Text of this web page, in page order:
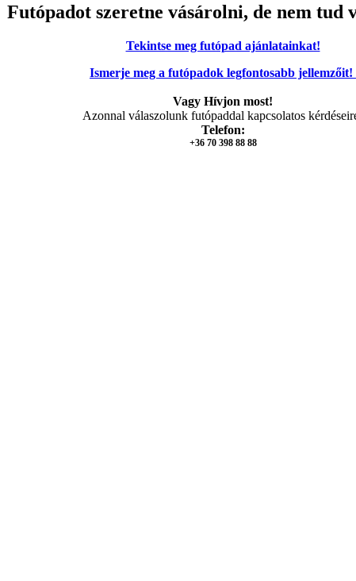
Futópadot szeretne vásárolni, de nem tud
Tekintse meg futópad ajánlatainkat!
Ismerje meg a futópadok legfontosabb jellemzőit!
Vagy Hívjon most!
Azonnal válaszolunk futópaddal kapcsolatos
Telefon:
+36 70 398 88 88